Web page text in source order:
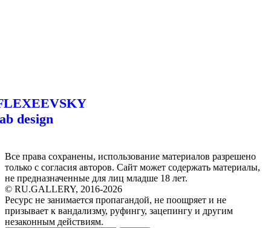
design
Все права сохранены, использование материалов разрешено
только с согласия авторов. Сайт может содержать материалы,
не предназначенные для лиц младше 18 лет.
© RU.GALLERY, 2016-2026
Ресурс не занимается пропагандой, не поощряет и не
призывает к вандализму, руфингу, зацепингу и другим
незаконным действиям.